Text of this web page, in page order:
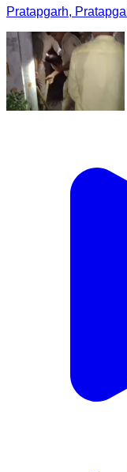
Pratapgarh,